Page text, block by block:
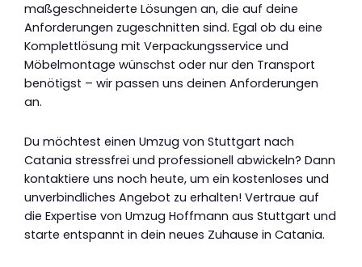
maßgeschneiderte Lösungen an, die auf deine
Anforderungen zugeschnitten sind. Egal ob du eine
Komplettlösung mit Verpackungsservice und
Möbelmontage wünschst oder nur den Transport
benötigst – wir passen uns deinen Anforderungen
an.
Du möchtest einen Umzug von Stuttgart nach
Catania stressfrei und professionell abwickeln? Dann
kontaktiere uns noch heute, um ein kostenloses und
unverbindliches Angebot zu erhalten! Vertraue auf
die Expertise von Umzug Hoffmann aus Stuttgart und
starte entspannt in dein neues Zuhause in Catania.